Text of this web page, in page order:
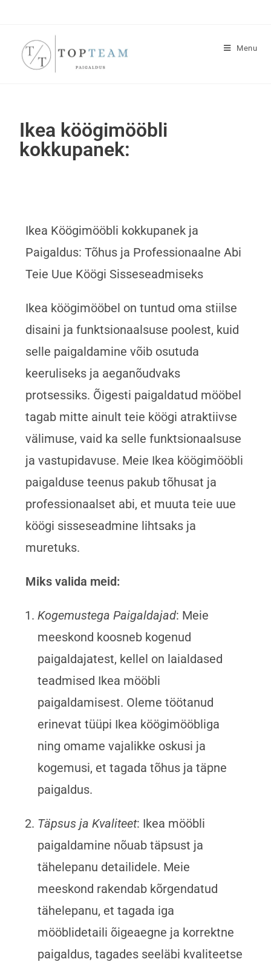
Menu
Ikea köögimööbli
kokkupanek:
Ikea Köögimööbli kokkupanek ja
Paigaldus: Tõhus ja Professionaalne Abi
Teie Uue Köögi Sisseseadmiseks
Ikea köögimööbel on tuntud oma stiilse
disaini ja funktsionaalsuse poolest, kuid
selle paigaldamine võib osutuda
keeruliseks ja aeganõudvaks
protsessiks. Õigesti paigaldatud mööbel
tagab mitte ainult teie köögi atraktiivse
välimuse, vaid ka selle funktsionaalsuse
ja vastupidavuse. Meie Ikea köögimööbli
paigalduse teenus pakub tõhusat ja
professionaalset abi, et muuta teie uue
köögi sisseseadmine lihtsaks ja
muretuks.
Miks valida meid:
Kogemustega Paigaldajad: Meie
meeskond koosneb kogenud
paigaldajatest, kellel on laialdased
teadmised Ikea mööbli
paigaldamisest. Oleme töötanud
erinevat tüüpi Ikea köögimööbliga
ning omame vajalikke oskusi ja
kogemusi, et tagada tõhus ja täpne
paigaldus.
Täpsus ja Kvaliteet: Ikea mööbli
paigaldamine nõuab täpsust ja
tähelepanu detailidele. Meie
meeskond rakendab kõrgendatud
tähelepanu, et tagada iga
mööblidetaili õigeaegne ja korrektne
paigaldus, tagades seeläbi kvaliteetse